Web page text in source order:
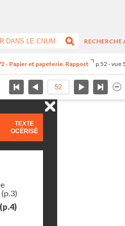
RECHERCHE
- Papier et papeterie. Rapport p.52 - vue
TEXTE
OCÉRISÉ
(p.3)
(p.4)